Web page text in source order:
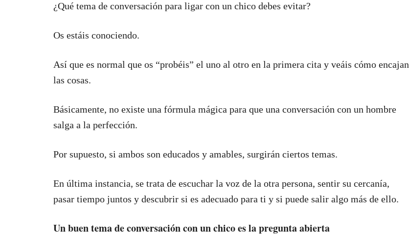
¿Qué tema de conversación para ligar con un chico debes evitar?
Os estáis conociendo.
Así que es normal que os “probéis” el uno al otro en la primera cita y veáis cómo encajan
las cosas.
Básicamente, no existe una fórmula mágica para que una conversación con un hombre
salga a la perfección.
Por supuesto, si ambos son educados y amables, surgirán ciertos temas.
En última instancia, se trata de escuchar la voz de la otra persona, sentir su cercanía,
pasar tiempo juntos y descubrir si es adecuado para ti y si puede salir algo más de ello.
Un buen tema de conversación con un chico es la pregunta abierta